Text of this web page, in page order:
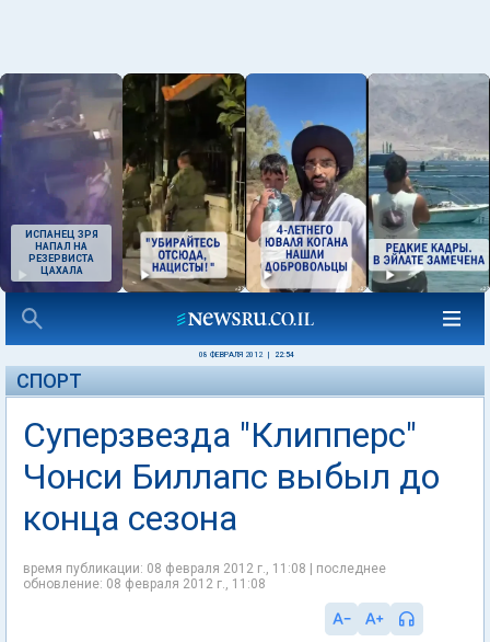
ИСПАНЕЦ ЗРЯ
НАПАЛ НА
РЕЗЕРВИСТА
ЦАХАЛА
08 ФЕВРАЛЯ 2012 22:54
СПОРТ
Суперзвезда "Клипперс"
Чонси Биллапс выбыл до
конца сезона
время публикации: 08 февраля 2012 г., 11:08 | последнее
обновление: 08 февраля 2012 г., 11:08